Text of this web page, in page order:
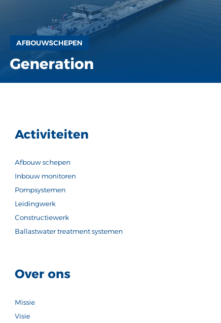
AFBOUWSCHEPEN
Generation
Over ons
Missie
Visie
Activiteiten
Afbouw schepen
Inbouw monitoren
Pompsystemen
Leidingwerk
Constructiewerk
Ballastwater treatment systemen